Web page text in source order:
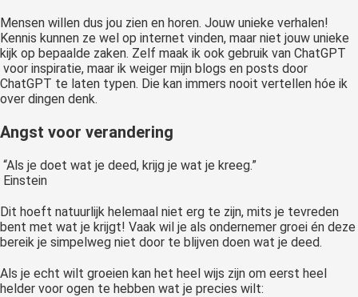
Mensen willen dus jou zien en horen. Jouw unieke verhalen!
Kennis kunnen ze wel op internet vinden, maar niet jouw unieke
kijk op bepaalde zaken. Zelf maak ik ook gebruik van ChatGPT
voor inspiratie, maar ik weiger mijn blogs en posts door
ChatGPT te laten typen. Die kan immers nooit vertellen hóe ik
over dingen denk.
Angst voor verandering
“Als je doet wat je deed, krijg je wat je kreeg.”
Einstein
Dit hoeft natuurlijk helemaal niet erg te zijn, mits je tevreden
bent met wat je krijgt! Vaak wil je als ondernemer groei én deze
bereik je simpelweg niet door te blijven doen wat je deed.
Als je echt wilt groeien kan het heel wijs zijn om eerst heel
helder voor ogen te hebben wat je precies wilt: